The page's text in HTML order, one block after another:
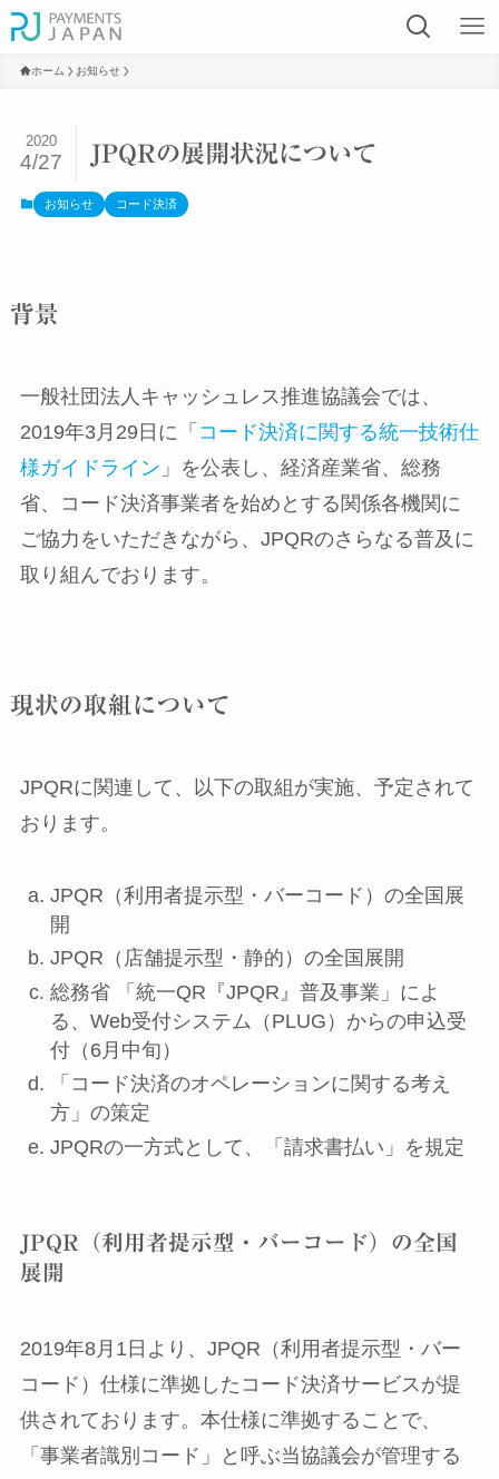
ホーム お知らせ
JPQRの展開状況について
2020
4/27
お知らせ コード決済
背景
一般社団法人キャッシュレス推進協議会では、
2019年3月29日に「 コード決済に関する統一技術仕
様ガイドライン 」を公表し、経済産業省、総務
省、コード決済事業者を始めとする関係各機関に
ご協力をいただきながら、JPQRのさらなる普及に
取り組んでおります。
現状の取組について
JPQRに関連して、以下の取組が実施、予定されて
おります。
JPQR（利用者提示型・バーコード）の全国展
開
JPQR（店舗提示型・静的）の全国展開
総務省 「統一QR『JPQR』普及事業」によ
る、Web受付システム（PLUG）からの申込受
付（6月中旬）
「コード決済のオペレーションに関する考え
方」の策定
JPQRの一方式として、「請求書払い」を規定
JPQR（利用者提示型・バーコード）の全国
展開
2019年8月1日より、JPQR（利用者提示型・バー
コード）仕様に準拠したコード決済サービスが提
供されております。本仕様に準拠することで、
「事業者識別コード」と呼ぶ当協議会が管理する